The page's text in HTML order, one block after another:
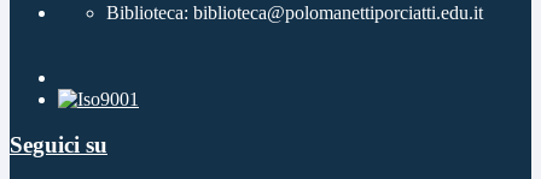
Biblioteca: biblioteca@polomanettiporciatti.edu.it
Seguici su